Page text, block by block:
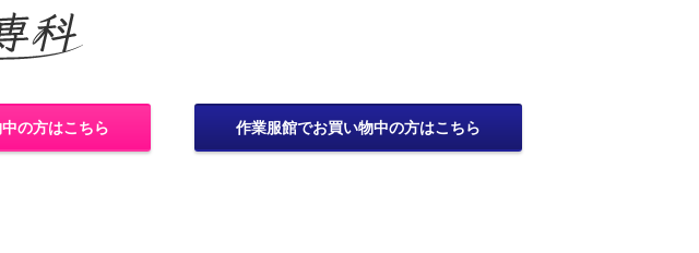
の方はこちら 作業服館でお買い物中の方はこちら